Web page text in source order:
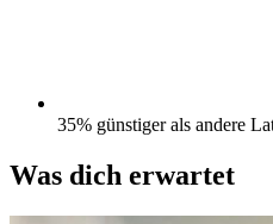
35% günstiger als andere
Was dich erwartet